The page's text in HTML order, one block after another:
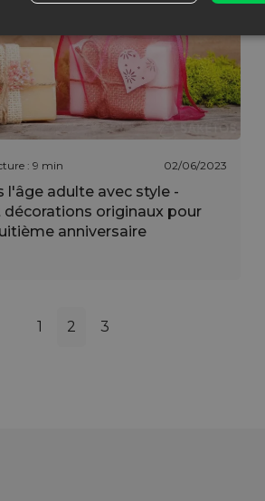
: 9 min 02/06/2023
l'âge adulte avec style -
décorations originaux pour
anniversaire
1 2 3